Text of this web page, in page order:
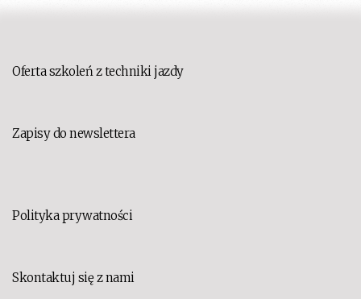
Oferta szkoleń z techniki jazdy
Zapisy do newslettera
Polityka prywatności
Skontaktuj się z nami